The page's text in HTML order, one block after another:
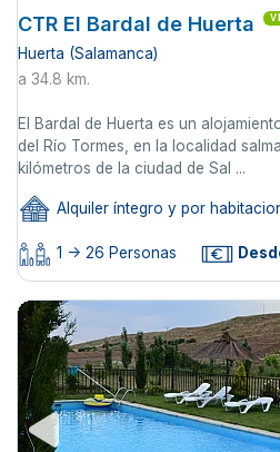
CTR El Bardal de Huerta
Huerta (Salamanca)
a 34.8 km.
El Bardal de Huerta es un
del Río Tormes, en la localidad
kilómetros de la ciudad de Sal ...
Alquiler íntegro y por
1 -> 26 Personas